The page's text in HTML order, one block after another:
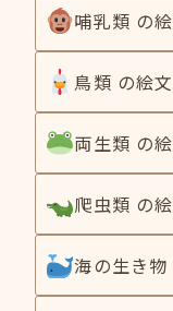
哺乳類 の
鳥類 の絵
両生類 の
爬虫類 の
海の生き